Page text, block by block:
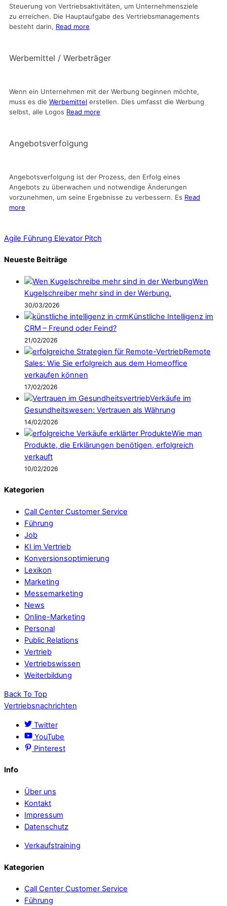
Steuerung von Vertriebsaktivitäten, um Unternehmensziele
zu erreichen. Die Hauptaufgabe des Vertriebsmanagements
besteht darin, Read more
Werbemittel / Werbeträger
Wenn ein Unternehmen mit der Werbung beginnen möchte,
muss es die Werbemittel erstellen. Dies umfasst die Werbung
selbst, alle Logos Read more
Angebotsverfolgung
Angebotsverfolgung ist der Prozess, den Erfolg eines
Angebots zu überwachen und notwendige Änderungen
vorzunehmen, um seine Ergebnisse zu verbessern. Es Read
more
Agile Führung Elevator Pitch
Neueste Beiträge
Wen
Kugelschreiber mehr sind in der Werbung.
30/03/2026
Künstliche Intelligenz im
CRM – Freund oder Feind?
21/02/2026
Remote
Sales: Wie Sie erfolgreich aus dem Homeoffice
verkaufen können
17/02/2026
Verkäufe im
Gesundheitswesen: Vertrauen als Währung
14/02/2026
Wie man
Produkte, die Erklärungen benötigen, erfolgreich
verkauft
10/02/2026
Kategorien
Call Center Customer Service
Führung
Job
KI im Vertrieb
Konversionsoptimierung
Lexikon
Marketing
Messemarketing
News
Online-Marketing
Personal
Public Relations
Vertrieb
Vertriebswissen
Weiterbildung
Back To Top
Vertriebsnachrichten
Twitter
YouTube
Pinterest
Info
Über uns
Kontakt
Impressum
Datenschutz
Verkaufstraining
Kategorien
Call Center Customer Service
Führung